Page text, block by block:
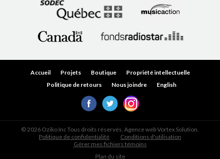
Accueil Projets Boutique
Propriété intellectuelle
Politique de retours
Nous joindre English
© 2026 Oziko Inc Tous droits réservés. Agence webVortex Solution
Politique de confidentialité
Conditions d'utilisation
Gérer mes fichiers témoins
Plan du site